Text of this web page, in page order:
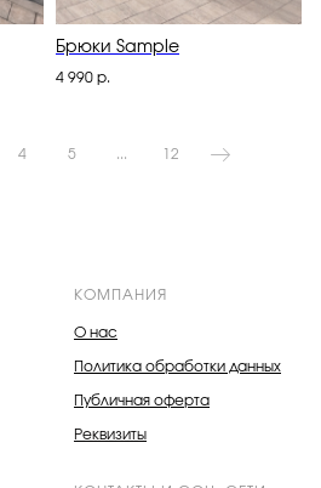
Брюки Sample
4 990 р.
4 5 ... 12
КОМПАНИЯ
О нас
Политика обработки данных
Публичная оферта
Реквизиты